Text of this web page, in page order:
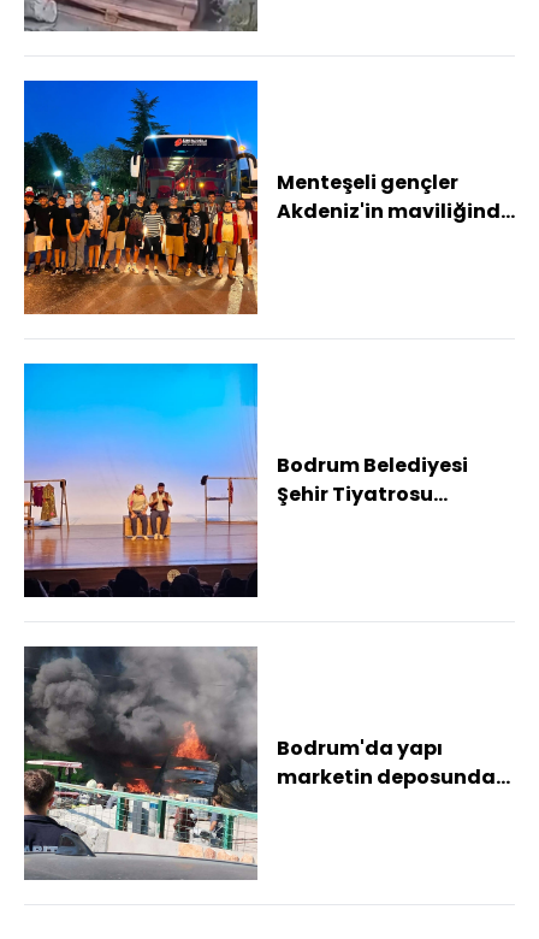
Menteşeli gençler
Akdeniz'in maviliğinde
Bodrum Belediyesi
Şehir Tiyatrosu
Bodrum'da yapı
marketin deposunda